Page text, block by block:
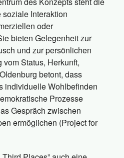
Interaktion
oder
bieten Gelegenheit zur
und zur persönlichen
Status, Herkunft,
betont, dass
individuelle Wohlbefinden
Prozesse
Gespräch zwischen
ermöglichen (Project for